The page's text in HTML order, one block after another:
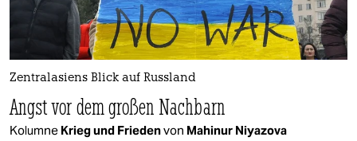
Zentralasiens Blick auf Russland
Angst vor dem großen Nachbarn
Kolumne Krieg und Friedenvon Mahinur Niyazova